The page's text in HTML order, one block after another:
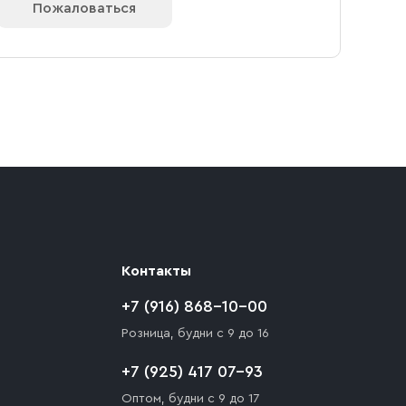
— 1 000 ₽. При заказе от 10 000 ₽
товара и не нарушает правила
Вашей организации.
Пожаловаться
Контакты
+7 (916) 868-10-00
Розница, будни с 9 до 16
+7 (925) 417 07-93
Оптом, будни с 9 до 17